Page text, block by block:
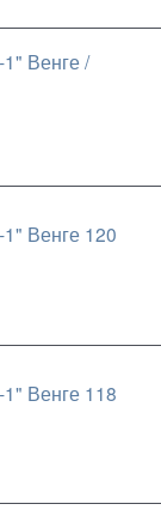
Венге /
Венге 120
Венге 118